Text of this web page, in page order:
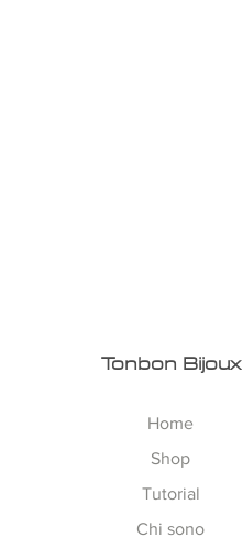
Tonbon Bijoux
Home
Shop
Tutorial
Chi sono